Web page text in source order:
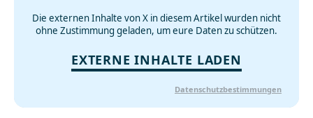
Die externen Inhalte von X in diesem Artikel wurden nicht
ohne Zustimmung geladen, um eure Daten zu schützen.
EXTERNE INHALTE LADEN
Datenschutzbestimmungen